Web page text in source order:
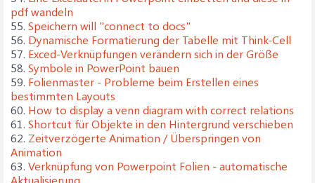
pdf wandeln
55. Speichern will "connect to docs"
56. Dynamische Formatierung der Tabelle mit Think-Cell
57. Exced-Verknüpfungen verändern sich in der Größe
58. Symbole in PowerPoint bauen
59. Folienmaster - Probleme beim Erstellen eines
bestimmten Layouts
60. How to display a venn diagram with correct relations
61. Shortcut für Objekte in den Hintergrund verschieben
62. Zeitverzögerte Animation / Überspringen von
Animation
63. Verknüpfung von Powerpoint Folien - automatische
Aktualisierung